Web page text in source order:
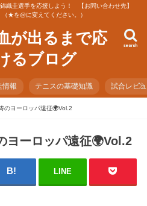
織圭選手を応援しよう！ 【お問い合わせ先】
★を@に変えてください。）
が出るまで応
るブログ
search
情報 テニスの基礎知識 試合レビ
のヨーロッパ遠征🌍Vol.2
ヨーロッパ遠征🌍Vol.2
LINE